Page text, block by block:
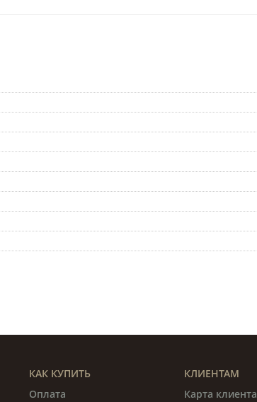
КАК КУПИТЬ
Оплата
КЛИЕНТАМ
Карта клиента